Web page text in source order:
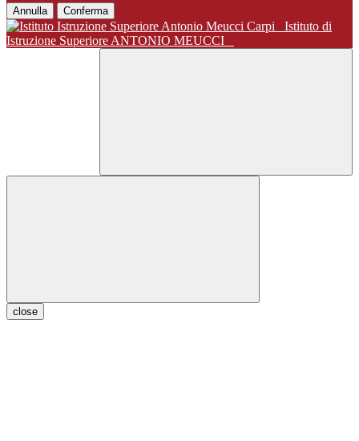
Annulla Conferma
Istituto di
Istruzione Superiore ANTONIO MEUCCI
close